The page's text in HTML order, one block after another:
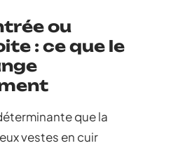
ou
: ce que le
que la
vestes en cuir